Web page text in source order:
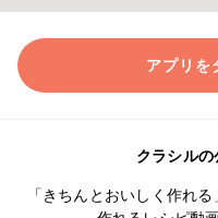
アプリを
クラシル
「きちんとおいしく作れ